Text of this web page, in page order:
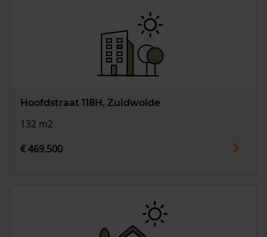
Hoofdstraat 118H, Zuidwolde
132 m2
€ 469.500